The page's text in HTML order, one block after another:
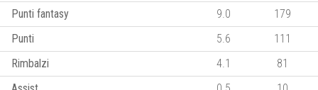
Punti fantasy
9.0
179
Punti
5.6
111
Rimbalzi
4.1
81